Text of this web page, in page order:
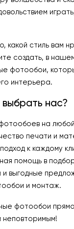
какой стиль вам
создать, в
фотообои,
интерьера.
нас?
на
печати и
к каждому
помощь в
выгодные
и монтаж.
фотообои
неповторимым!